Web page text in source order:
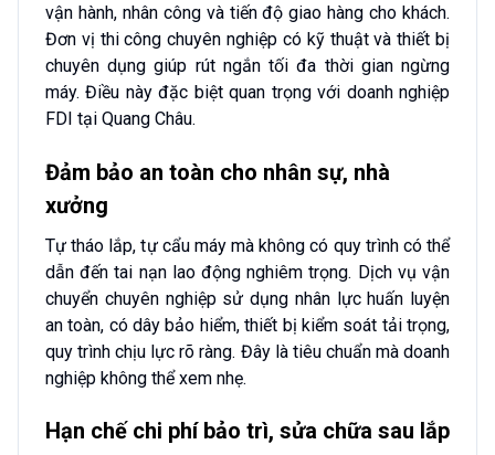
vận hành, nhân công và tiến độ giao hàng cho khách.
Đơn vị thi công chuyên nghiệp có kỹ thuật và thiết bị
chuyên dụng giúp rút ngắn tối đa thời gian ngừng
máy. Điều này đặc biệt quan trọng với doanh nghiệp
FDI tại Quang Châu.
Đảm bảo an toàn cho nhân sự, nhà
xưởng
Tự tháo lắp, tự cẩu máy mà không có quy trình có thể
dẫn đến tai nạn lao động nghiêm trọng. Dịch vụ vận
chuyển chuyên nghiệp sử dụng nhân lực huấn luyện
an toàn, có dây bảo hiểm, thiết bị kiểm soát tải trọng,
quy trình chịu lực rõ ràng. Đây là tiêu chuẩn mà doanh
nghiệp không thể xem nhẹ.
Hạn chế chi phí bảo trì, sửa chữa sau lắp